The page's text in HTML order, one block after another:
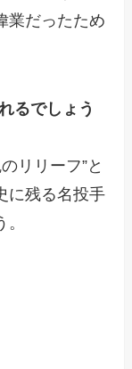
業だったため
るでしょう
リリーフ”と
に残る名投手